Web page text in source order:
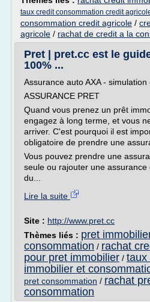
taux credit consommation credit
consommation credit agricole /
agricole / rachat de credit a la
Pret | pret.cc est le
100% ...
Assurance auto AXA - simulation
ASSURANCE PRET
Quand vous prenez un prêt
engagez à long terme, et vous
arriver. C'est pourquoi il est
obligatoire de prendre une
Vous pouvez prendre une
seule ou rajouter une
du...
Lire la suite
Site : http://www.pret.cc
Thèmes liés : pret
consommation / rachat
pour pret immobilier / taux
immobilier et
pret consommation / rachat
consommation